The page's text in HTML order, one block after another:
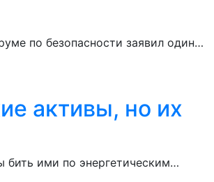
по безопасности заявил один…
активы, но их
бить ими по энергетическим…